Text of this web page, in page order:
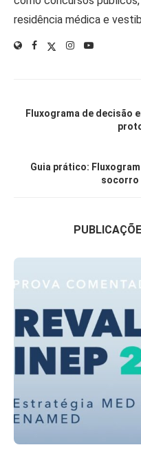
residência médica e
Fluxograma de decisão
Guia prático:
socorro